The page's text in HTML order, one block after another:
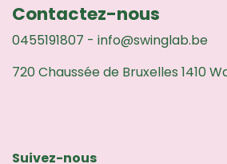
Contactez-nous
0455191807 - info@swinglab.be
720 Chaussée de Bruxelles 1410
Suivez-nous